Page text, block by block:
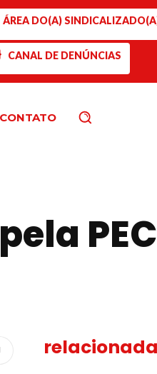
ÁREA DO(A)
CANAL DE DENÚNCIAS
CONTATO